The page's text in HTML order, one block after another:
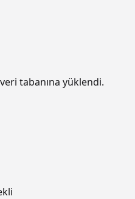
tabanına yüklendi.